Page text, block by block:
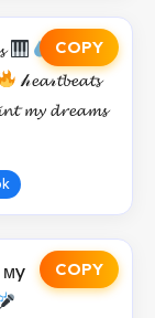
COPY
𝒽𝓮𝓪𝓇𝓽𝓫𝓮𝓪𝓽𝓼
𝓶𝔂 𝓭𝓻𝓮𝓪𝓶𝓼
COPY
мy